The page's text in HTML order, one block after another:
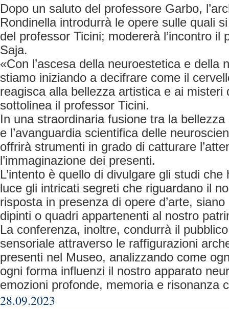
Dopo un saluto del professore Garbo,
Rondinella introdurrà le opere sulle quali
del professor Ticini; modererà l’incontro il
Saja.
«Con l’ascesa della neuroestetica e della
stiamo iniziando a decifrare come il
reagisca alla bellezza artistica e ai misteri
sottolinea il professor Ticini.
In una straordinaria fusione tra la bellezza
e l’avanguardia scientifica delle
offrirà strumenti in grado di catturare
l’immaginazione dei presenti.
L’intento è quello di divulgare gli studi
luce gli intricati segreti che riguardano il
risposta in presenza di opere d’arte,
dipinti o quadri appartenenti al nostro
La conferenza, inoltre, condurrà il
sensoriale attraverso le raffigurazioni
presenti nel Museo, analizzando come
ogni forma influenzi il nostro apparato
emozioni profonde, memoria e risonanza
28.09.2023